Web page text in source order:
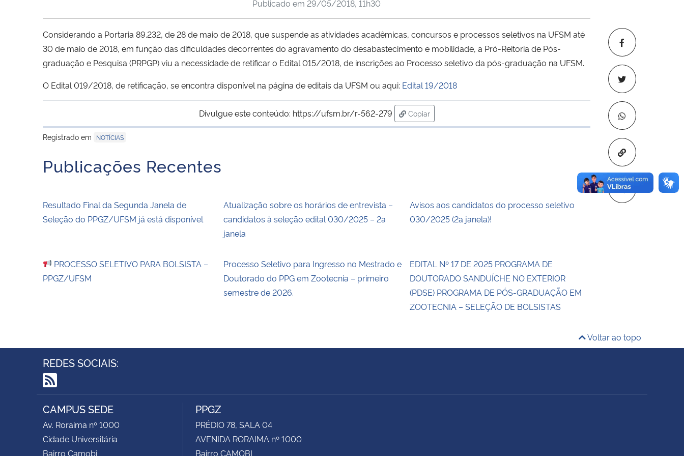
Copiar para
Publicado em 29/05/2018, 11h30
Considerando a Portaria 89.232, de 28 de maio de 2018, que suspende as atividades acadêmicas, concursos e processos seletivos na UFSM até
30 de maio de 2018, em função das dificuldades decorrentes do agravamento do desabastecimento e mobilidade, a Pró-Reitoria de Pós-
graduação e Pesquisa (PRPGP) viu a necessidade de retificar o Edital 015/2018, de inscrições ao Processo seletivo da pós-graduação na UFSM.
O Edital 019/2018, de retificação, se encontra disponível na página de editais da UFSM ou aqui: Edital 19/2018
Divulgue este conteúdo: https://ufsm.br/r-562-279
Copiar
para área de transferência
Registrado em
NOTÍCIAS
Publicações Recentes
Resultado Final da Segunda Janela de
Seleção do PPGZ/UFSM já está disponível
Atualização sobre os horários de entrevista –
candidatos à seleção edital 030/2025 – 2a
janela
Avisos aos candidatos do processo seletivo
030/2025 (2a janela)!
PROCESSO SELETIVO PARA BOLSISTA –
PPGZ/UFSM
Processo Seletivo para Ingresso no Mestrado e
Doutorado do PPG em Zootecnia – primeiro
semestre de 2026.
EDITAL Nº 17 DE 2025 PROGRAMA DE
DOUTORADO SANDUÍCHE NO EXTERIOR
(PDSE) PROGRAMA DE PÓS-GRADUAÇÃO EM
ZOOTECNIA – SELEÇÃO DE BOLSISTAS
Voltar ao topo
REDES SOCIAIS:
RSS
CAMPUS SEDE
Av. Roraima nº 1000
Cidade Universitária
Bairro Camobi
PPGZ
PRÉDIO 78, SALA 04
AVENIDA RORAIMA nº 1000
Bairro CAMOBI